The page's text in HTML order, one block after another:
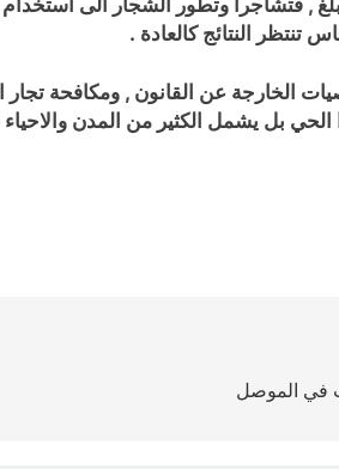
تنتظر النتائج كالعادة .
الخارجة عن القانون , ومكافحة تجار
الحي بل يشمل الكثير من المدن
في الموصل